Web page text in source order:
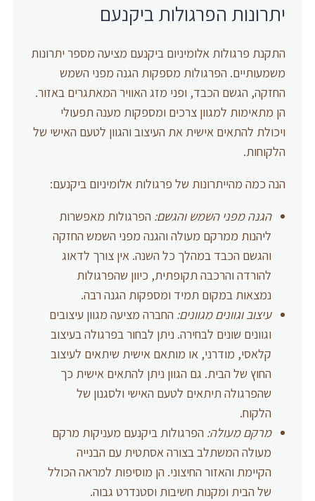
יתרונות הפרגולות ביקנעם
התקנת פרגולות אלומיניום ביקנעם מציעה מספר יתרונות
משמעותיים. הפרגולות מספקות הגנה מפני השמש
החזקה, הגשם הכבד, ופני מזג האוויר המאתגרים באזור.
הן מתאימות למגוון צרכים ומספקות מענה תפעולי
ויכולת להתאים אישית את העיצוב והגוון לטעם האישי של
הלקוחות.
הנה כמה מהייתרונות של פרגולות אלומיניום ביקנעם:
הגנה מפני השמש והגשם: הפרגולות מאפשרות
ליהנות ממרקם מעולה והגנה מפני השמש החזקה
והגשם הכבד במהלך כל השנה. אין צורך לדאוג
להורדה והרכבה תקופתית, כיוון שהפרגולות
נמצאות במקום תמיד ומספקות הגנה רבה.
עיצוב וגוונים מגוונים: החברה מציעה מגוון עיצובים
וגוונים שונים לבחירה. ניתן לבחור בפרגולה בעיצוב
קלאסי, מודרני, או מותאם אישית שיתאים לעיצוב
החוץ של הבית. גם הגוון ניתן להתאים אישית כך
שהפרגולה תיתאים לטעם האישי ולסגנון של
הלקוח.
מרקם מעולה: הפרגולות ביקנעם מעניקות מרקם
מעולה המשתלב בצורה אסתטית עם הבנייה
הקיימת והאזור החיצוני. הן מוסיפות למראה הכולל
של הבית ומקנות חשיבות וסטנדרט גבוה.